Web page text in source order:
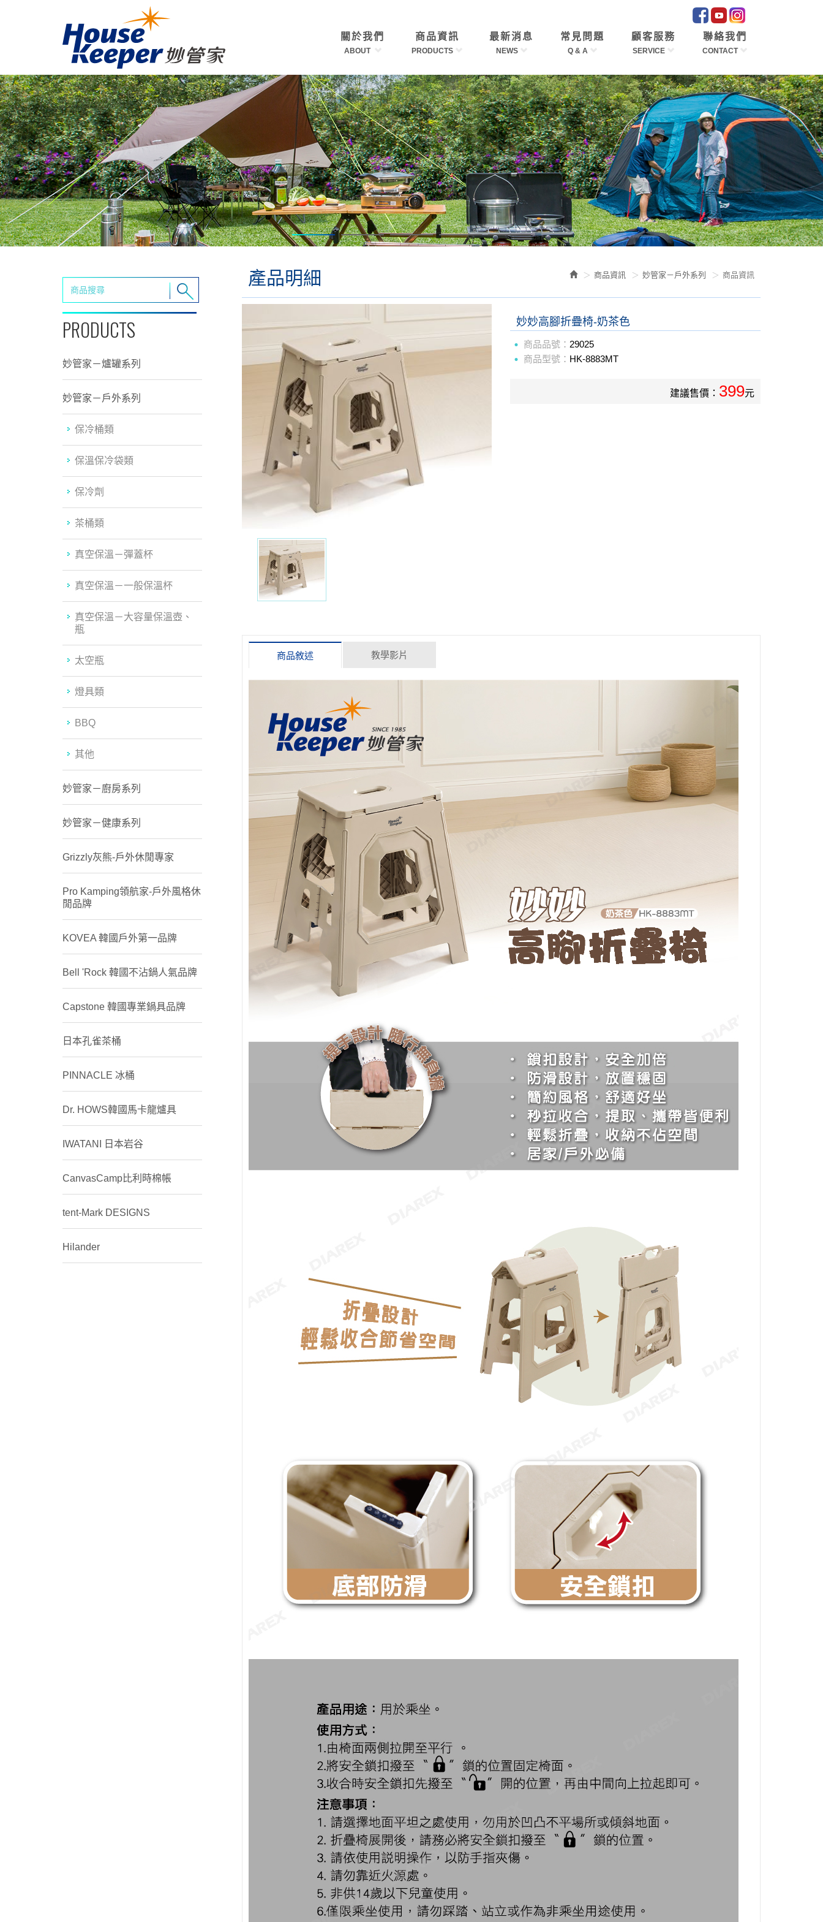
關於我們
ABOUT
商品資訊
PRODUCTS
最新消息
NEWS
常見問題
Q & A
顧客服務
SERVICE
聯絡我們
CONTACT
PRODUCTS
妙管家－爐罐系列
妙管家－戶外系列
保冷桶類
保溫保冷袋類
保冷劑
茶桶類
真空保溫－彈蓋杯
真空保溫－一般保溫杯
真空保溫－大容量保溫壺、
瓶
太空瓶
燈具類
BBQ
其他
妙管家－廚房系列
妙管家－健康系列
Grizzly灰熊-戶外休閒專家
Pro Kamping領航家-戶外風格休
閒品牌
KOVEA 韓國戶外第一品牌
Bell 'Rock 韓國不沾鍋人氣品牌
Capstone 韓國專業鍋具品牌
日本孔雀茶桶
PINNACLE 冰桶
Dr. HOWS韓國馬卡龍爐具
IWATANI 日本岩谷
CanvasCamp比利時棉帳
tent-Mark DESIGNS
Hilander
商品資訊 妙管家－戶外系列 商品資訊
產品明細
妙妙高腳折疊椅-奶茶色
商品品號： 29025
商品型號： HK-8883MT
建議售價： 399元
商品敘述 教學影片